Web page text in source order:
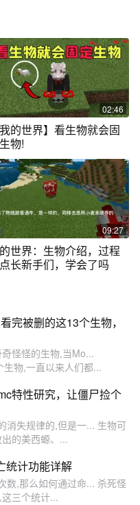
02:46
我的世界】看生物就会固
物!
09:27
世界：生物介绍，过程
长新手们，学会了吗
完被删的这13个生物，
怪怪的生物,当Mo...
物,一直以来人们都...
特性研究，让僵尸捡个
消失规律的,但是一... 生物可
的美西螈、...
统计功能详解
数,那么如何通过命... 杀死怪
三个统计...